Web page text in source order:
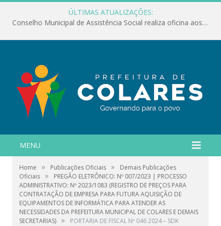
ÚLTIMAS ATUALIZAÇÕES:
Conselho Municipal de Assistência Social realiza oficina aos servidores
MENU
Home » Publicações Oficiais »
Demais Publicações
Oficiais »
PREGÃO ELETRÔNICO: Nº 007/2023 | PROCESSO
ADMINISTRATIVO: Nº 2023/1083 (REGISTRO DE PREÇOS PARA
CONTRATAÇÃO DE EMPRESA PARA FUTURA AQUISIÇÃO DE
EQUIPAMENTOS DE INFORMÁTICA PARA ATENDER AS
NECESSIDADES DA PREFEITURA MUNICIPAL DE COLARES E DEMAIS
SECRETARIAS) » PORTARIA DE FISCAL Nº 046 2024 – SDK